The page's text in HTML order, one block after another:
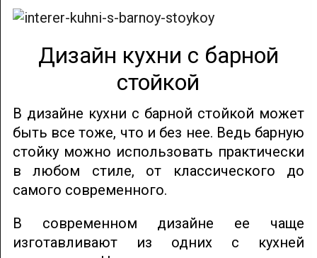
Дизайн кухни с барной
стойкой
В дизайне кухни с барной стойкой может
быть все тоже, что и без нее. Ведь барную
стойку можно использовать практически
в любом стиле, от классического до
самого современного.
В современном дизайне ее чаще
изготавливают из одних с кухней